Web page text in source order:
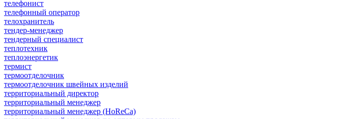
телефонист
телефонный оператор
телохранитель
тендер-менеджер
тендерный специалист
теплотехник
теплоэнергетик
термист
термоотделочник
термоотделочник швейных изделий
территориальный директор
территориальный менеджер
территориальный менеджер (HoReCa)